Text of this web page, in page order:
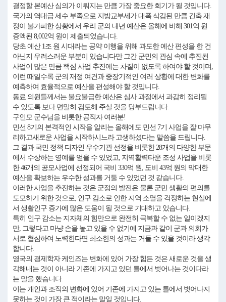
결정할 본예산 심의가 이뤄지는 만큼 가장 중요한 회기가 될 것입니다.
국가의 역대급 세수 부족으로 지방교부세가 대폭 삭감된 만큼 긴축 재
정이 불가피한 상황에서 우리 군의 내년 예산은 올해에 비해 301억 원
증액된 8,002억 원이 제출되었습니다.
당초 예산 1조 원 시대라는 공약 이행을 위해 과도한 예산 편성을 한 건
아닌지 우려스러운 부분이 있습니다만 그간 군민의 관심 속에 추진된
사업이 많은 만큼 핵심 사업 추진에는 차질이 없도록 하여야 할 것이며,
이런 때일수록 군의 재정 여건과 중장기적인 여러 상황에 대한 변화를
예측하여 효율적으로 예산을 편성해야 할 것입니다.
동료 의원들께서는 불요불급한 예산은 심사 과정에서 과감히 정리될
수 있도록 보다 면밀히 검토해 주실 것을 당부드립니다.
구인모 군수님을 비롯한 공직자 여러분!
민선 8기의 본격적인 시작을 알리는 올해에도 민선 7기 사업을 잘 마무
리하고새로운 사업을 시작하시느라 고생하셨다는 말씀을 드립니다.
그 결과 국민 정책 디자인 우수기관 선정을 비롯한 28개의 다양한 부문
에서 수상하는 영예를 얻을 수 있었고, 지역활력타운 조성 사업을 비롯
한 46개의 공모사업에 선정되어 국비 330억 원, 도비 43억 원의 막대한
예산을 확보하는 우수한 성과를 거둘 수 있었던 것 같습니다.
이러한 사업을 추진하는 것은 군정의 발전은 물론 군민 생활의 편의를
도모하기 위한 것으로, 인구 감소로 인한 지역 소멸을 걱정하는 현실에
서 생활인구 증가에 많은 도움이 될 것으로 기대하고 있습니다.
특히 인구 감소는 지자체의 힘만으로 완전히 극복할 수 없는 일이겠지
만, 그렇다고 마냥 손을 놓고 있을 수 없기에 지금과 같이 군과 의회가
서로 협심하여 노력한다면 최소한의 성과는 거둘 수 있을 것이라 생각
합니다.
영국의 경제학자 케인즈는 변화에 있어 가장 힘든 것은 새로운 것을 생
각해내는 것이 아니라 기존에 가지고 있던 틀에서 벗어나는 것이다라
는 말을 했습니다.
이는 개인과 조직의 변화에 있어 기존에 가지고 있는 틀에서 벗어나지
못하는 것이 가장 큰 적이라는 말일 것입니다.